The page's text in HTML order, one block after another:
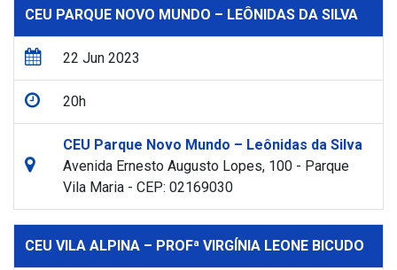
CEU PARQUE NOVO MUNDO – LEÔNIDAS DA SILVA
22 Jun 2023
20h
CEU Parque Novo Mundo – Leônidas da Silva
Avenida Ernesto Augusto Lopes, 100 - Parque
Vila Maria - CEP: 02169030
CEU VILA ALPINA – PROFª VIRGÍNIA LEONE BICUDO